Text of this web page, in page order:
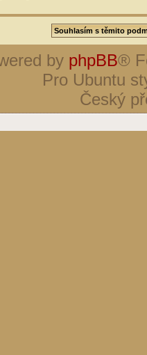
by phpBB®
Pro Ubuntu
Český